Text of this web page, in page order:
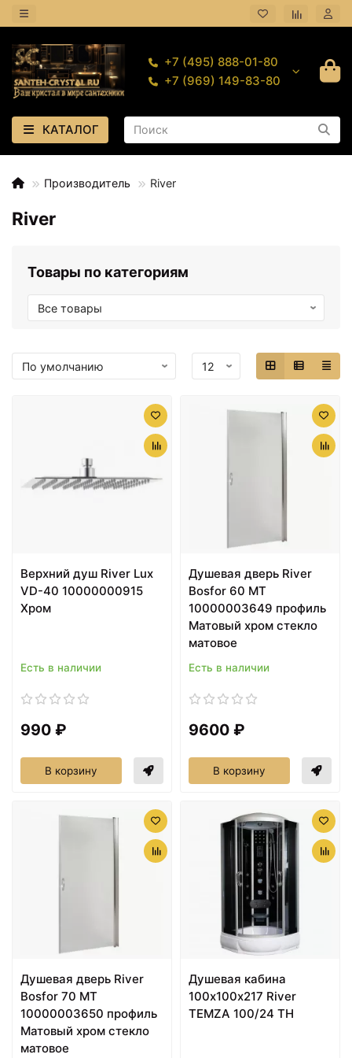
+7 (495) 888-01-80
+7 (969) 149-83-80
КАТАЛОГ
Производитель River
River
Товары по категориям
Верхний душ River Lux
VD-40 10000000915
Хром
Есть в наличии
990 ₽
В корзину
Душевая дверь River
Bosfor 60 МТ
10000003649 профиль
Матовый хром стекло
матовое
Есть в наличии
9600 ₽
В корзину
Душевая дверь River
Bosfor 70 МТ
10000003650 профиль
Матовый хром стекло
матовое
Душевая кабина
100х100х217 River
TEMZA 100/24 TH